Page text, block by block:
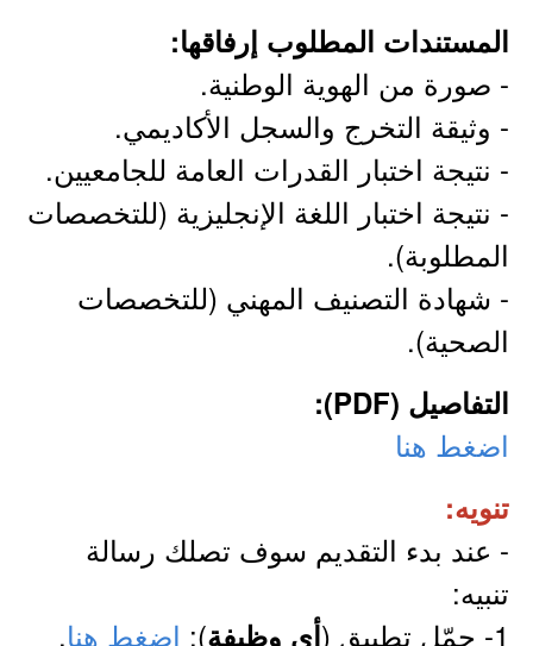
المستندات المطلوب إرفاقها:
- صورة من الهوية الوطنية.
- وثيقة التخرج والسجل الأكاديمي.
- نتيجة اختبار القدرات العامة للجامعيين.
- نتيجة اختبار اللغة الإنجليزية (للتخصصات
المطلوبة).
- شهادة التصنيف المهني (للتخصصات
الصحية).
التفاصيل (PDF):
اضغط هنا
تنويه:
- عند بدء التقديم سوف تصلك رسالة
تنبيه:
1- حمّل تطبيق (
أي وظيفة): اضغط هنا.